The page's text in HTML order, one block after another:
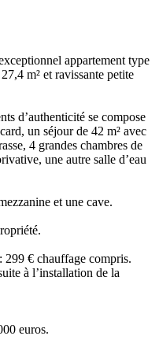
appartement type
m² et ravissante petite
d’authenticité se compose
un séjour de 42 m² avec
4 grandes chambres de
une autre salle d’eau
et une cave.
299 € chauffage compris.
à l’installation de la
euros.